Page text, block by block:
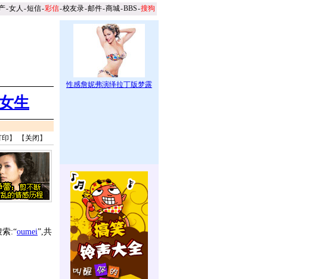
-女人 -短信-彩信-校友录-邮件-商城-BBS-搜狗
生
印 】 【 关闭 】
索:“oumei”,共